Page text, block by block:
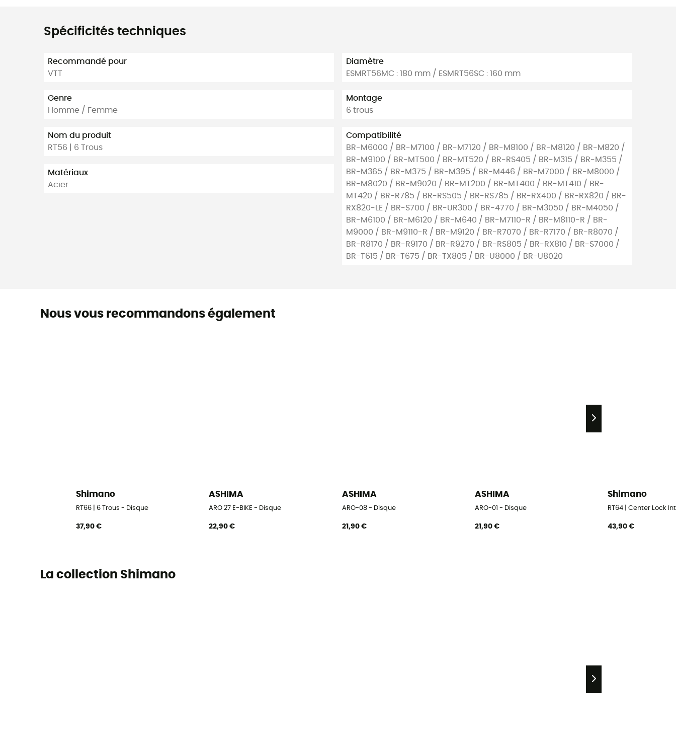
Spécificités techniques
Recommandé pour
VTT
Genre
Homme / Femme
Nom du produit
RT56 | 6 Trous
Matériaux
Acier
Diamètre
ESMRT56MC : 180 mm / ESMRT56SC : 160 mm
Montage
6 trous
Compatibilité
BR-M6000 / BR-M7100 / BR-M7120 / BR-M8100 / BR-M8120 / BR-M820 /
BR-M9100 / BR-MT500 / BR-MT520 / BR-RS405 / BR-M315 / BR-M355 /
BR-M365 / BR-M375 / BR-M395 / BR-M446 / BR-M7000 / BR-M8000 /
BR-M8020 / BR-M9020 / BR-MT200 / BR-MT400 / BR-MT410 / BR-
MT420 / BR-R785 / BR-RS505 / BR-RS785 / BR-RX400 / BR-RX820 / BR-
RX820-LE / BR-S700 / BR-UR300 / BR-4770 / BR-M3050 / BR-M4050 /
BR-M6100 / BR-M6120 / BR-M640 / BR-M7110-R / BR-M8110-R / BR-
M9000 / BR-M9110-R / BR-M9120 / BR-R7070 / BR-R7170 / BR-R8070 /
BR-R8170 / BR-R9170 / BR-R9270 / BR-RS805 / BR-RX810 / BR-S7000 /
BR-T615 / BR-T675 / BR-TX805 / BR-U8000 / BR-U8020
Nous vous recommandons également
Shimano
RT66 | 6 Trous - Disque
37,90 €
ASHIMA
ARO 27 E-BIKE - Disque
22,90 €
ASHIMA
ARO-08 - Disque
21,90 €
ASHIMA
ARO-01 - Disque
21,90 €
Shimano
RT64 | Center Lock
43,90 €
La collection Shimano